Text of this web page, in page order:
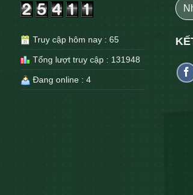
Truy cập hôm nay : 65
Tổng lượt truy cập : 131948
Đang online : 4